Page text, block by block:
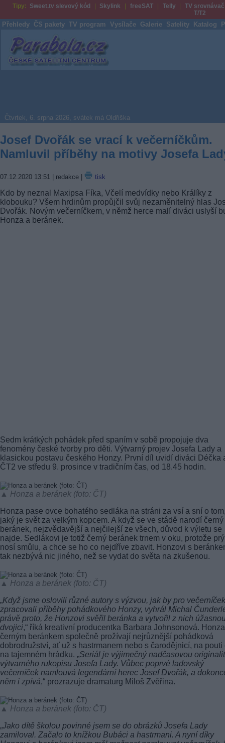
Tipy: Sweet.tv slevový kód Skylink freeSAT Telly
TV srovnávač
T/T2
Přehledy ČS pakety TV program Vysílače Galerie Satelity Katalog
Parabola.cz
Čtvrtek, 6. srpna 2026, svátek má Oldřiška
Josef Dvořák se vrací k večerníčkům.
Namluvil příběhy na motivy Josefa
07.12.2020 13:51 | redakce | tisk
Kdo by neznal Maxipsa Fíka, Včelí medvídky nebo Králíky z
klobouku? Všem hrdinům propůjčil svůj nezaměnitelný hlas
Dvořák. Novým večerníčkem, v němž herce malí diváci uslyší
Honza a beránek.
Sedm krátkých pohádek před spaním v sobě propojuje dva
fenomény české tvorby pro děti. Výtvarný projev Josefa Lady a
klasickou postavu českého Honzy. První díl uvidí diváci Déčka
ČT2 ve středu 9. prosince v tradičním čas, od 18.45 hodin.
▲ Honza a beránek (foto: ČT)
Honza pase ovce bohatého sedláka na stráni za vsí a sní o
jaký je svět za velkým kopcem. A když se ve stádě narodí černý
beránek, nejzvědavější a nejčilejší ze všech, důvod k výletu se
najde. Sedlákovi je totiž černý beránek trnem v oku, protože prý
nosí smůlu, a chce se ho co nejdříve zbavit. Honzovi s
tak nezbývá nic jiného, než se vydat do světa na zkušenou.
▲ Honza a beránek (foto: ČT)
„Když jsme oslovili různé autory s výzvou, jak by pro večerníček
zpracovali příběhy pohádkového Honzy, vyhrál Michal
právě proto, že Honzovi svěřil beránka a vytvořil z nich
dvojici,“ říká kreativní producentka Barbara Johnsonová.
černým beránkem společně prožívají nejrůznější pohádková
dobrodružství, ať už s hastrmanem nebo s čarodějnicí, na pouti
na tajemném hrádku. „Seriál je výjimečný nadčasovou
výtvarného rukopisu Josefa Lady. Vůbec poprvé ladovský
večerníček namlouvá legendární herec Josef Dvořák, a
něm i zpívá,“ prozrazuje dramaturg Miloš Zvěřina.
▲ Honza a beránek (foto: ČT)
„Jako dítě školou povinné jsem se do obrázků Josefa Lady
zamiloval. Začalo to knížkou Bubáci a hastrmani. A nyní díky